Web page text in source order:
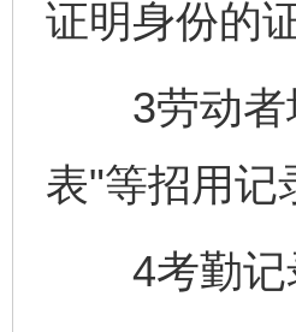
证明身份的
3劳动者填
表"等招用记
4考勤记